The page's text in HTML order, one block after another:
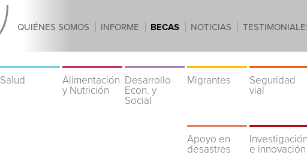
QUIÉNES SOMOS INFORME BECAS NOTICIAS
Salud
Alimentación
y Nutrición
Desarrollo
Econ. y
Social
Migrantes
Seguridad
vial
Apoyo en
desastres
Investigación
e innovación